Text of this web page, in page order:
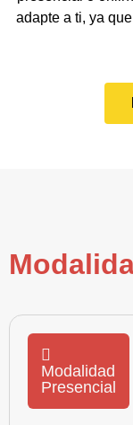
adapte a ti, ya
Modalidad
Presencial